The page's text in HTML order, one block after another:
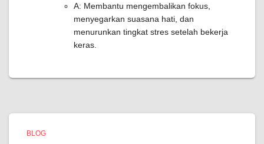
A: Membantu mengembalikan fokus,
menyegarkan suasana hati, dan
menurunkan tingkat stres setelah bekerja
keras.
BLOG